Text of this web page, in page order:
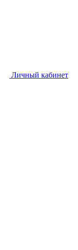
Личный кабинет